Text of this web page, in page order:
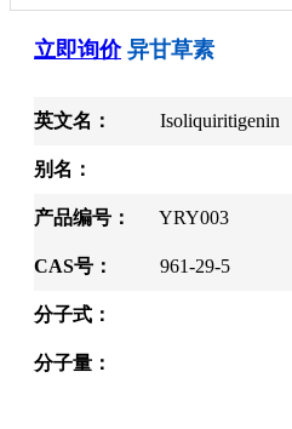
立即询价 异甘草素
英文名： Isoliquiritigenin
别名：
产品编号： YRY003
CAS号： 961-29-5
分子式：
分子量：